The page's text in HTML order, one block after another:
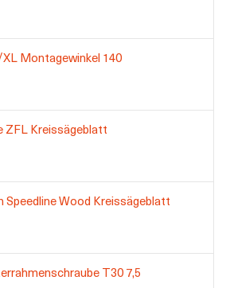
Montagewinkel 140
ZFL Kreissägeblatt
Speedline Wood Kreissägeblatt
T30 7,5